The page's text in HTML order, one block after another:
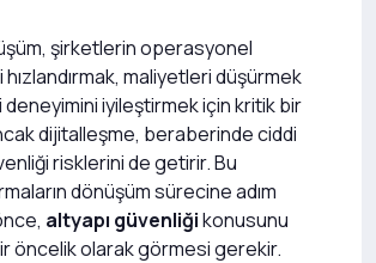
şirketlerin operasyonel
maliyetleri düşürmek
iyileştirmek için kritik bir
dijitalleşme, beraberinde ciddi
risklerini de getirir. Bu
dönüşüm sürecine adım
altyapı güvenliğikonusunu
öncelik olarak görmesi gerekir.